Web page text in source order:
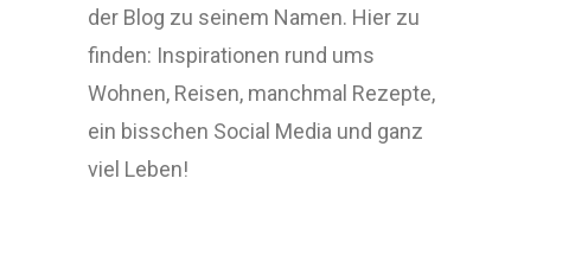
der Blog zu seinem Namen. Hier zu
finden: Inspirationen rund ums
Wohnen, Reisen, manchmal Rezepte,
ein bisschen Social Media und ganz
viel Leben!